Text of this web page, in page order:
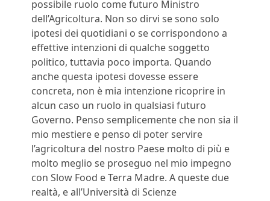
possibile ruolo come futuro Ministro
dell’Agricoltura. Non so dirvi se sono solo
ipotesi dei quotidiani o se corrispondono a
effettive intenzioni di qualche soggetto
politico, tuttavia poco importa. Quando
anche questa ipotesi dovesse essere
concreta, non è mia intenzione ricoprire in
alcun caso un ruolo in qualsiasi futuro
Governo. Penso semplicemente che non sia il
mio mestiere e penso di poter servire
l’agricoltura del nostro Paese molto di più e
molto meglio se proseguo nel mio impegno
con Slow Food e Terra Madre. A queste due
realtà, e all’Università di Scienze